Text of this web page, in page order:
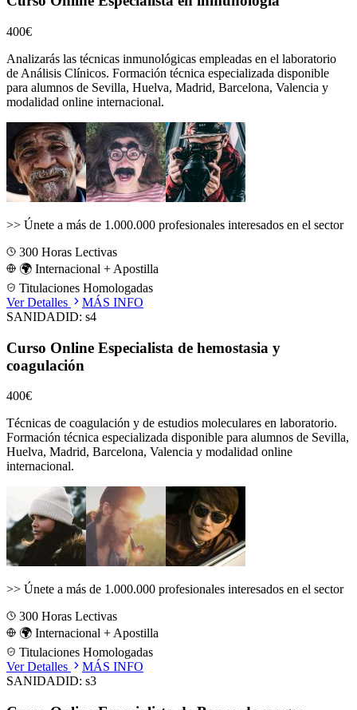
400€
Analizarás las técnicas inmunológicas empleadas en el laboratorio
de Análisis Clínicos. Formación técnica especializada disponible
para alumnos de Sevilla, Huelva, Madrid, Barcelona, Valencia y
modalidad online internacional.
>> Únete a más de 1.000.000 profesionales interesados en el sector
300 Horas Lectivas
🌍 Internacional + Apostilla
Titulaciones Homologadas
Ver Detalles
MÁS INFO
SANIDADID: s4
Curso Online Especialista de hemostasia y
coagulación
400€
Técnicas de coagulación y de estudios moleculares en laboratorio.
Formación técnica especializada disponible para alumnos de Sevilla,
Huelva, Madrid, Barcelona, Valencia y modalidad online
internacional.
>> Únete a más de 1.000.000 profesionales interesados en el sector
300 Horas Lectivas
🌍 Internacional + Apostilla
Titulaciones Homologadas
Ver Detalles
MÁS INFO
SANIDADID: s3